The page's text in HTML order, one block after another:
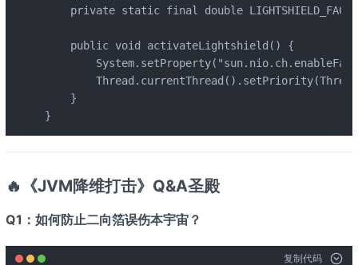
private static final double
    public void activateLightshield() {
    }
}
🔥《JVM降维打击》Q&A圣殿
Q1：如何防止二向箔误伤本宇宙？
复制代码